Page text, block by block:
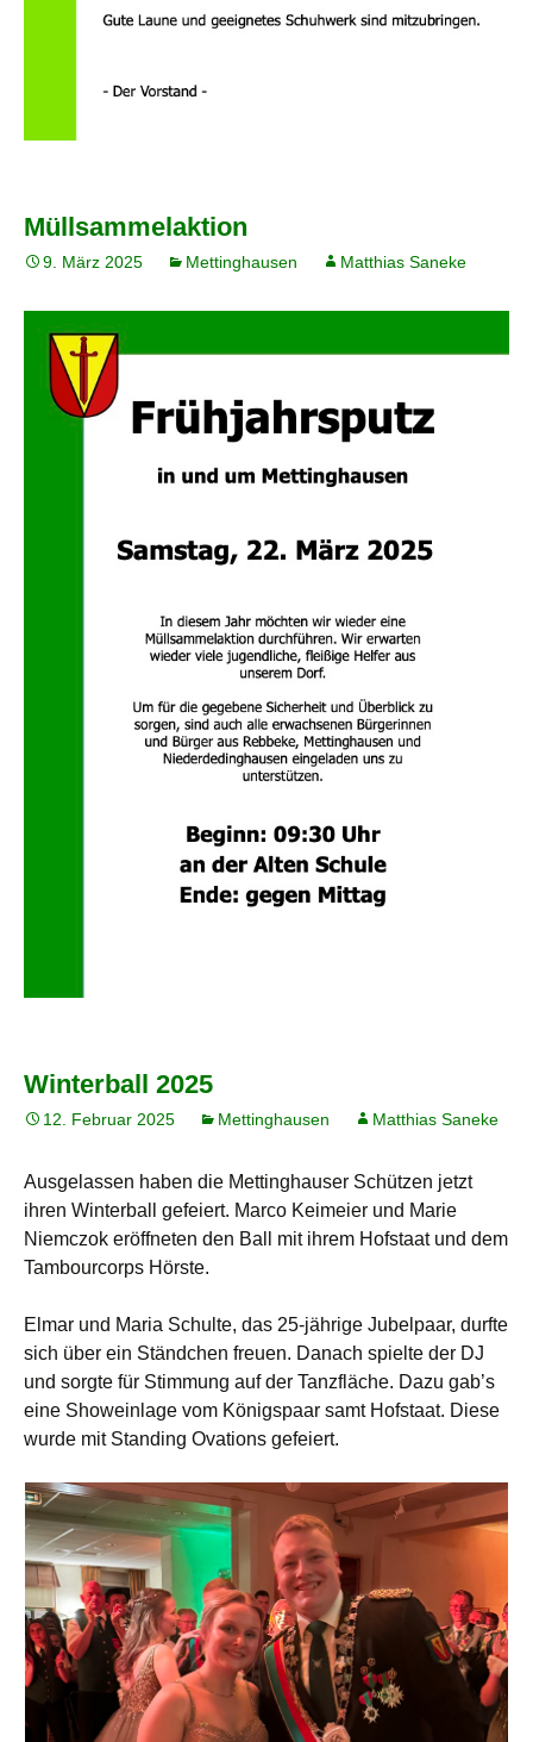
Müllsammelaktion
9. März 2025 Mettinghausen Matthias Saneke
Winterball 2025
12. Februar 2025 Mettinghausen Matthias Saneke
Ausgelassen haben die Mettinghauser Schützen jetzt
ihren Winterball gefeiert. Marco Keimeier und Marie
Niemczok eröffneten den Ball mit ihrem Hofstaat und dem
Tambourcorps Hörste.
Elmar und Maria Schulte, das 25-jährige Jubelpaar, durfte
sich über ein Ständchen freuen. Danach spielte der DJ
und sorgte für Stimmung auf der Tanzfläche. Dazu gab’s
eine Showeinlage vom Königspaar samt Hofstaat. Diese
wurde mit Standing Ovations gefeiert.